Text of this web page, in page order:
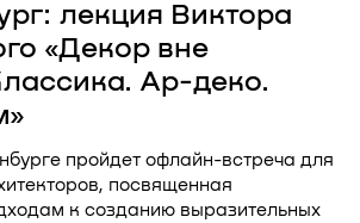
лекция Виктора
«Декор вне
Ар-деко.
пройдет офлайн-встреча для
посвященная
к созданию выразительных